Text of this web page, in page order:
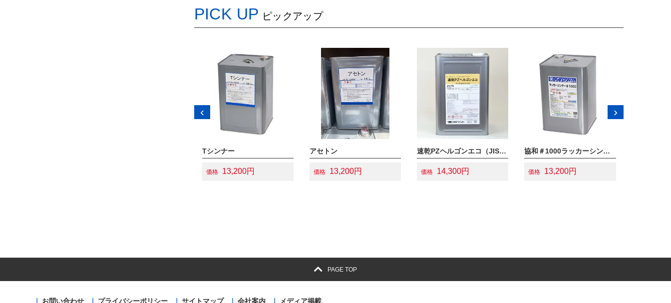
PICK UP ピックアップ
Tシンナー
価格 13,200円
アセトン
価格 13,200円
速乾PZヘルゴンエコ（JISK5674）赤さび色
価格 14,300円
協和＃1000ラッカーシンナー
価格 13,200円
‹ ›
PAGE TOP
お問い合わせ プライバシーポリシー サイトマップ 会社案内 メディア掲載